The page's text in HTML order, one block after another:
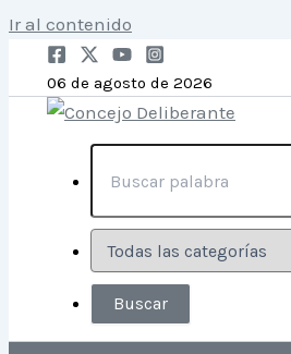
Ir al contenido
06 de agosto de 2026